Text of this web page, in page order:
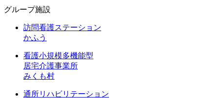
グループ施設
訪問看護ステーション
かふう
看護小規模多機能型
居宅介護事業所
みくも村
通所リハビリテーション